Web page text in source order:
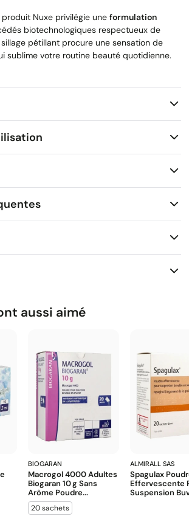
Nuxe privilégie une formulation
biotechnologiques respectueux de
sillage pétillant procure une sensation de
sublime votre routine beauté quotidienne.
aussi aimé
BIOGARAN
Macrogol 4000 Adultes
Biogaran 10 G Sans
Arôme Poudre...
20 sachets
ALMIRALL SAS
Spagulax
Effervescente
Suspension